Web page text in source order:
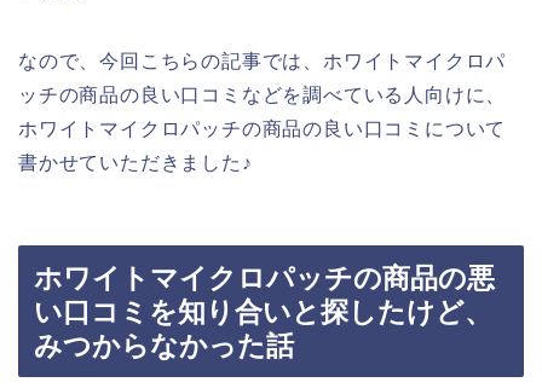
なので、今回こちらの記事では、ホワイトマイクロパ
ッチの商品の良い口コミなどを調べている人向けに、
ホワイトマイクロパッチの商品の良い口コミについて
書かせていただきました♪
ホワイトマイクロパッチの商品の悪
い口コミを知り合いと探したけど、
みつからなかった話